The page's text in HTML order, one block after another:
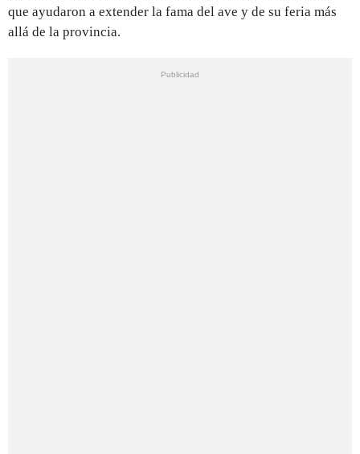
que ayudaron a extender la fama del ave y de su feria más
allá de la provincia.